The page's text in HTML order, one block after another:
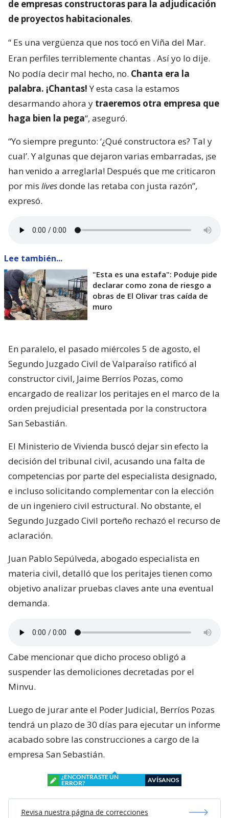
de empresas constructoras para la adjudicación
de proyectos habitacionales.
“ Es una vergüenza que nos tocó en Viña del Mar.
Eran perfiles terriblemente chantas . Así yo lo dije.
No podía decir mal hecho, no. Chanta era la
palabra. ¡Chantas!Y esta casa la estamos
desarmando ahora y traeremos otra empresa que
haga bien la pega“, aseguró.
“Yo siempre pregunto: ‘¿Qué constructora es? Tal y
cual’. Y algunas que dejaron varias embarradas, ¡se
han venido a arreglarla! Después que me criticaron
por mis livesdonde las retaba con justa razón”,
expresó.
Lee también...
"Esta es una estafa": Poduje pide
declarar como zona de riesgo a
obras de El Olivar tras caída de
muro
En paralelo, el pasado miércoles 5 de agosto, el
Segundo Juzgado Civil de Valparaíso ratificó al
constructor civil, Jaime Berríos Pozas, como
encargado de realizar los peritajes en el marco de la
orden prejudicial presentada por la constructora
San Sebastián.
El Ministerio de Vivienda buscó dejar sin efecto la
decisión del tribunal civil, acusando una falta de
competencias por parte del especialista designado,
e incluso solicitando complementar con la elección
de un ingeniero civil estructural. No obstante, el
Segundo Juzgado Civil porteño rechazó el recurso de
aclaración.
Juan Pablo Sepúlveda, abogado especialista en
materia civil, detalló que los peritajes tienen como
objetivo analizar pruebas claves ante una eventual
demanda.
Cabe mencionar que dicho proceso obligó a
suspender las demoliciones decretadas por el
Minvu.
Luego de jurar ante el Poder Judicial, Berríos Pozas
tendrá un plazo de 30 días para ejecutar un informe
acabado sobre las construcciones a cargo de la
empresa San Sebastián.
¿ENCONTRASTE UN
ERROR?
AVÍSANOS
Revisa nuestra página de correcciones